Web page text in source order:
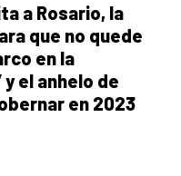
a Rosario, la
que no quede
en la
el anhelo de
en 2023